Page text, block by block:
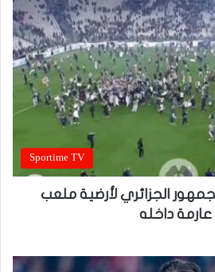
Sportime TV
الجزائري لأرضية ملعب
داخله